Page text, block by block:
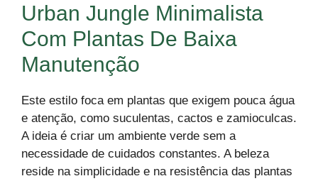
Urban Jungle Minimalista
Com Plantas De Baixa
Manutenção
Este estilo foca em plantas que exigem pouca água
e atenção, como suculentas, cactos e zamioculcas.
A ideia é criar um ambiente verde sem a
necessidade de cuidados constantes. A beleza
reside na simplicidade e na resistência das plantas